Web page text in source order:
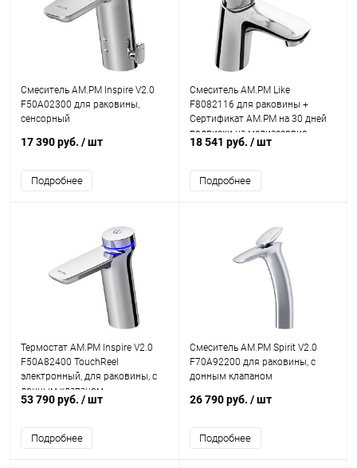
Смеситель AM.PM Inspire V2.0
F50A02300 для раковины,
сенсорный
17 390 руб. / шт
Подробнее
Смеситель AM.PM Like
F8082116 для раковины +
Сертификат AM.PM на 30 дней
подписки на медиасервис
18 541 руб. / шт
Подробнее
Термостат AM.PM Inspire V2.0
F50A82400 TouchReel
электронный, для раковины, с
донным клапаном
53 790 руб. / шт
Подробнее
Смеситель AM.PM Spirit V2.0
F70A92200 для раковины, с
донным клапаном
26 790 руб. / шт
Подробнее